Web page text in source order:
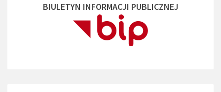
BIULETYN INFORMACJI PUBLICZNEJ